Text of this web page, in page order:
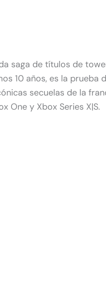
saga de títulos de
10 años, es la prueba
secuelas de la
One y Xbox Series X|S.